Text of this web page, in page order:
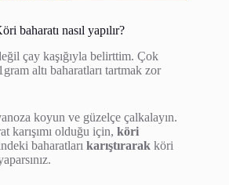
baharatı nasıl yapılır?
çay kaşığıyla belirttim. Çok
altı baharatları tartmak zor
koyun ve güzelçe çalkalayın.
karışımı olduğu için, köri
baharatları karıştırarak köri